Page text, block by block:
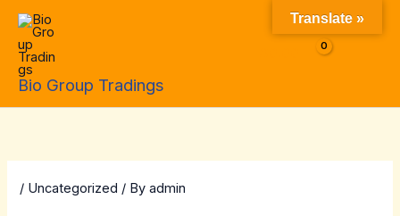
Skip
content
Bio Group Tradings
/ Uncategorized / Byadmin
Translate »